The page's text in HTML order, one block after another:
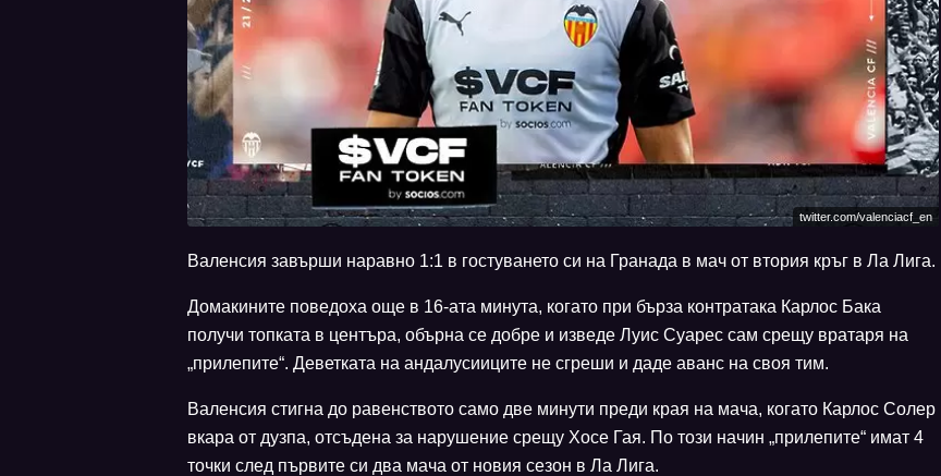
twitter.com/valenciacf_en
Валенсия завърши наравно 1:1 в гостуването си на Гранада в мач от втория кръг в Ла Лига.
Домакините поведоха още в 16-ата минута, когато при бърза контратака Карлос Бака
получи топката в центъра, обърна се добре и изведе Луис Суарес сам срещу вратаря на
„прилепите“. Деветката на андалусииците не сгреши и даде аванс на своя тим.
Валенсия стигна до равенството само две минути преди края на мача, когато Карлос Солер
вкара от дузпа, отсъдена за нарушение срещу Хосе Гая. По този начин „прилепите“ имат 4
точки след първите си два мача от новия сезон в Ла Лига.